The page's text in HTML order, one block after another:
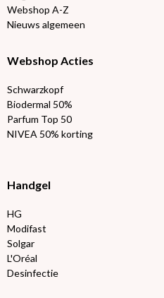
Webshop A-Z
Nieuws algemeen
Webshop Acties
Schwarzkopf
Biodermal 50%
Parfum Top 50
NIVEA 50% korting
Handgel
HG
Modifast
Solgar
L'Oréal
Desinfectie